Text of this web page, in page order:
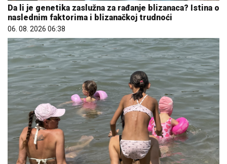
Da li je genetika zaslužna za rađanje blizanaca? Istina o
naslednim faktorima i blizanačkoj trudnoći
06. 08. 2026 06:38